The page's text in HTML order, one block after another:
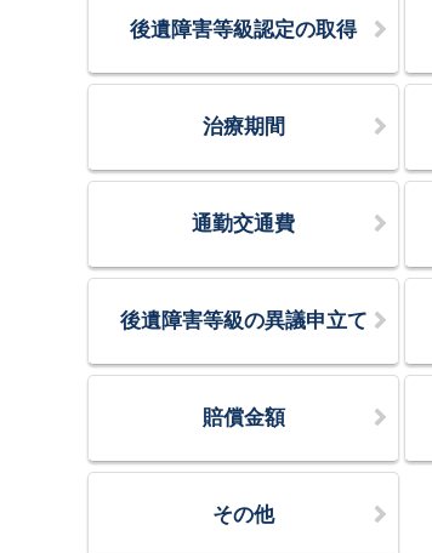
後遺障害等級認定の取得
治療期間
通勤交通費
後遺障害等級の異議申立て
賠償金額
その他